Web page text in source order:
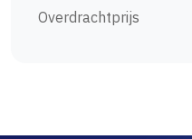
Overdrachtprijs